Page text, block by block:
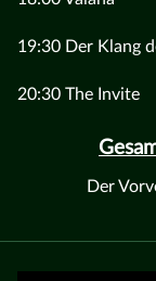
19:30 Der Klang
20:30 The Invite
Der